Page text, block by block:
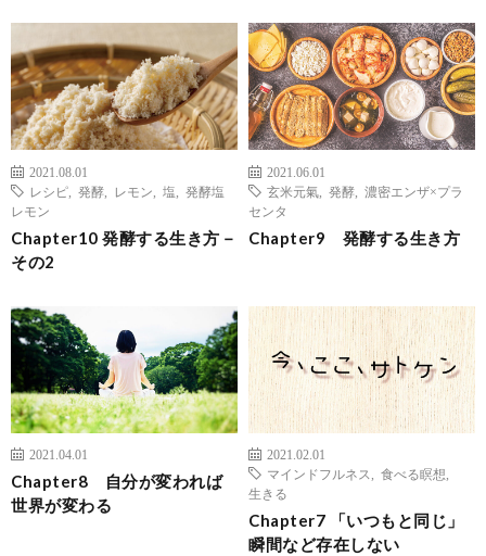
2021.08.01
レシピ
発酵 レモン 塩
発酵塩
レモン
Chapter10 発酵する生き方－
その2
2021.06.01
玄米元氣
発酵
濃密エンザ×プラ
センタ
Chapter9 発酵する生き方
2021.04.01
Chapter8 自分が変われば
世界が変わる
2021.02.01
マインドフルネス
食べる瞑想
生きる
Chapter7 「いつもと同じ」
瞬間など存在しない